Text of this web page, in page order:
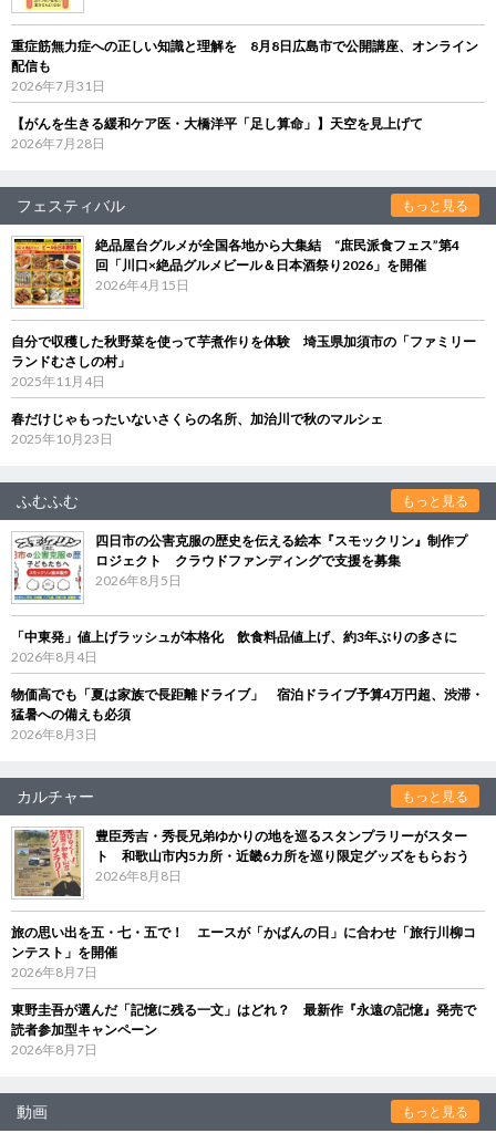
重症筋無力症への正しい知識と理解を 8月8日広島市で公開講座、オンライン
配信も
2026年7月31日
【がんを生きる緩和ケア医・大橋洋平「足し算命」】天空を見上げて
2026年7月28日
フェスティバル もっと見る
絶品屋台グルメが全国各地から大集結 “庶民派食フェス”第4
回「川口×絶品グルメビール＆日本酒祭り2026」を開催
2026年4月15日
自分で収穫した秋野菜を使って芋煮作りを体験 埼玉県加須市の「ファミリー
ランドむさしの村」
2025年11月4日
春だけじゃもったいないさくらの名所、加治川で秋のマルシェ
2025年10月23日
ふむふむ もっと見る
四日市の公害克服の歴史を伝える絵本『スモックリン』制作プ
ロジェクト クラウドファンディングで支援を募集
2026年8月5日
「中東発」値上げラッシュが本格化 飲食料品値上げ、約3年ぶりの多さに
2026年8月4日
物価高でも「夏は家族で長距離ドライブ」 宿泊ドライブ予算4万円超、渋滞・
猛暑への備えも必須
2026年8月3日
カルチャー もっと見る
豊臣秀吉・秀長兄弟ゆかりの地を巡るスタンプラリーがスター
ト 和歌山市内5カ所・近畿6カ所を巡り限定グッズをもらおう
2026年8月8日
旅の思い出を五・七・五で！ エースが「かばんの日」に合わせ「旅行川柳コ
ンテスト」を開催
2026年8月7日
東野圭吾が選んだ「記憶に残る一文」はどれ？ 最新作『永遠の記憶』発売で
読者参加型キャンペーン
2026年8月7日
動画 もっと見る